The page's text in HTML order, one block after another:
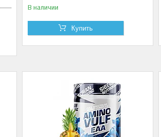
В наличии
Купить